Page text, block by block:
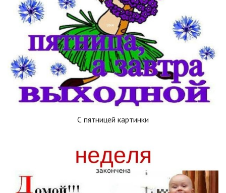
С пятницей картинки